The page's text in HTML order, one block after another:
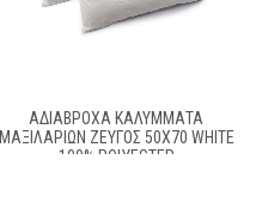
ΑΔΙΆΒΡΟΧΑ ΚΑΛΎΜΜΑΤΑ
ΜΑΞΙΛΑΡΙΏΝ ΖΕΎΓΟΣ 50X70 WHITE
100% POLYESTER